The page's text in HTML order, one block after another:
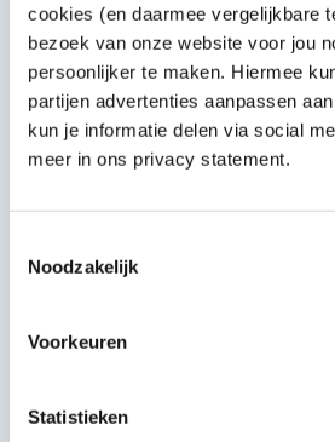
cookies (en daarmee vergelijkbare
bezoek van onze website voor jou
persoonlijker te maken. Hiermee
partijen advertenties aanpassen
kun je informatie delen via social
meer in ons privacy statement.
Noodzakelijk
Voorkeuren
Statistieken
'Stroom in 3
Wil je snel meer inzicht in je
oplossingen bij netcongestie?
in drie praktische stappen om
in kaart te brengen en laat zien
stroomoplossingen wél werken.
E-mailadres
Bij aanmelding stem ik in dat
mij opneemt en ga ik akkoord